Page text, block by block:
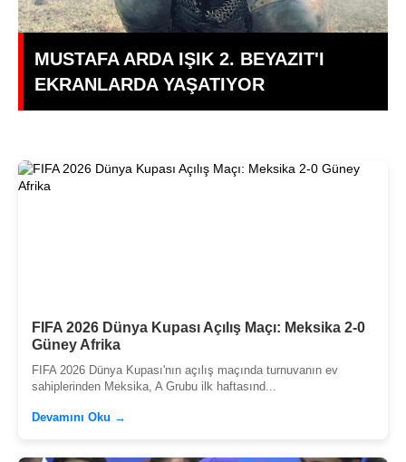
MUSTAFA ARDA IŞIK 2. BEYAZIT'I
EKRANLARDA YAŞATIYOR
FIFA 2026 Dünya Kupası Açılış Maçı: Meksika 2-0
Güney Afrika
FIFA 2026 Dünya Kupası'nın açılış maçında turnuvanın ev
sahiplerinden Meksika, A Grubu ilk haftasınd...
Devamını Oku →